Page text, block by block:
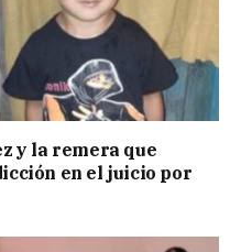
y la remera que
en el juicio por